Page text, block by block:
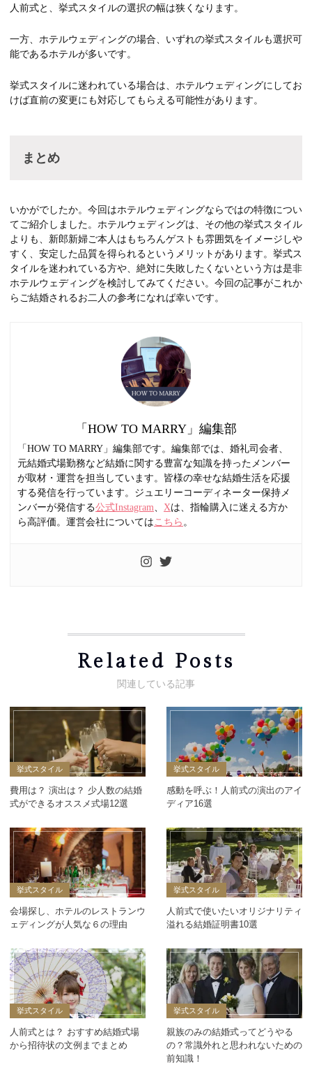
人前式と、挙式スタイルの選択の幅は狭くなります。
一方、ホテルウェディングの場合、いずれの挙式スタイルも選択可
能であるホテルが多いです。
挙式スタイルに迷われている場合は、ホテルウェディングにしてお
けば直前の変更にも対応してもらえる可能性があります。
まとめ
いかがでしたか。今回はホテルウェディングならではの特徴につい
てご紹介しました。ホテルウェディングは、その他の挙式スタイル
よりも、新郎新婦ご本人はもちろんゲストも雰囲気をイメージしや
すく、安定した品質を得られるというメリットがあります。挙式ス
タイルを迷われている方や、絶対に失敗したくないという方は是非
ホテルウェディングを検討してみてください。今回の記事がこれか
らご結婚されるお二人の参考になれば幸いです。
「HOW TO MARRY」編集部
「HOW TO MARRY」編集部です。編集部では、婚礼司会者、
元結婚式場勤務など結婚に関する豊富な知識を持ったメンバー
が取材・運営を担当しています。皆様の幸せな結婚生活を応援
する発信を行っています。ジュエリーコーディネーター保持メ
ンバーが発信する公式Instagram、 Xは、指輪購入に迷える方か
ら高評価。運営会社については こちら 。
Related Posts
挙式スタイル
費用は？ 演出は？ 少人数の結婚
式ができるオススメ式場12選
挙式スタイル
感動を呼ぶ！人前式の演出のアイ
ディア16選
挙式スタイル
会場探し、ホテルのレストランウ
ェディングが人気な６の理由
挙式スタイル
人前式で使いたいオリジナリティ
溢れる結婚証明書10選
挙式スタイル
人前式とは？ おすすめ結婚式場
から招待状の文例までまとめ
挙式スタイル
親族のみの結婚式ってどうやる
の？常識外れと思われないための
前知識！